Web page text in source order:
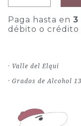
Paga hasta en 3
débito o crédito
· Valle del Elqui
· Grados de Alcohol